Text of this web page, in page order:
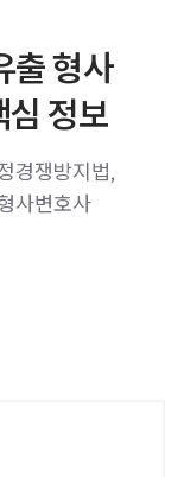
출 형사
정보
경쟁방지법,
사변호사